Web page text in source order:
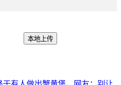
本地上传